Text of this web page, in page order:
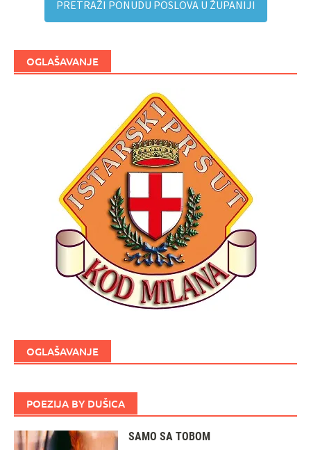
PRETRAŽI PONUDU POSLOVA U ŽUPANIJI
OGLAŠAVANJE
OGLAŠAVANJE
POEZIJA BY DUŠICA
SAMO SA TOBOM